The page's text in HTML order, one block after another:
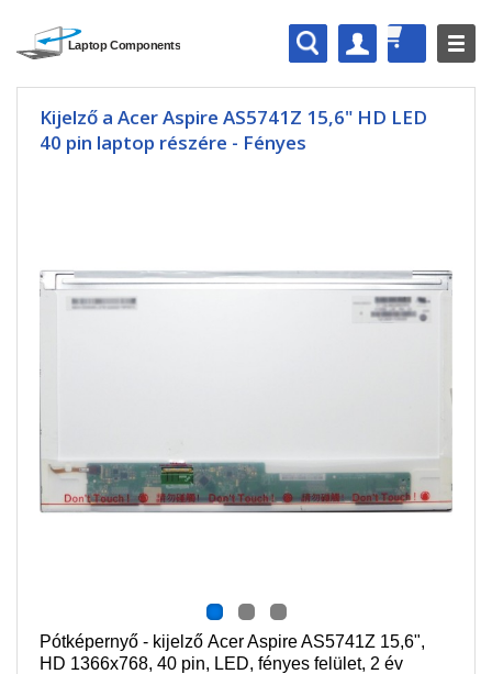
Kijelző a Acer Aspire AS5741Z 15,6" HD LED
40 pin laptop részére - Fényes
Pótképernyő - kijelző Acer Aspire AS5741Z 15,6",
HD 1366x768, 40 pin, LED, fényes felület, 2 év